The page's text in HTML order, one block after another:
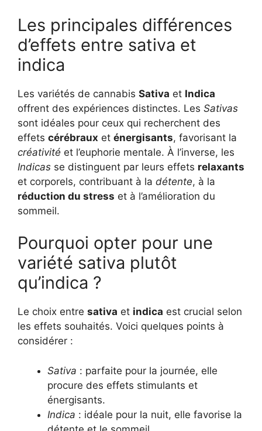
Les principales différences
d’effets entre sativa et
indica
Les variétés de cannabis Sativa et Indica
offrent des expériences distinctes. Les Sativas
sont idéales pour ceux qui recherchent des
effets cérébraux et énergisants, favorisant la
créativité et l’euphorie mentale. À l’inverse, les
Indicas se distinguent par leurs effets relaxants
et corporels, contribuant à la détente, à la
réduction du stress et à l’amélioration du
sommeil.
Pourquoi opter pour une
variété sativa plutôt
qu’indica ?
Le choix entre sativa et indica est crucial selon
les effets souhaités. Voici quelques points à
considérer :
Sativa : parfaite pour la journée, elle
procure des effets stimulants et
énergisants.
Indica : idéale pour la nuit, elle favorise la